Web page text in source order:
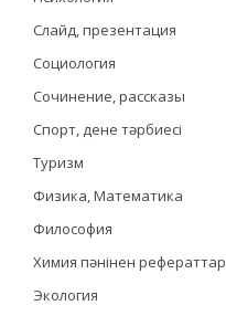
Слайд, презентация
Социология
Сочинение, рассказы
Спорт, дене тәрбиесі
Туризм
Физика, Математика
Философия
Химия пәнінен рефераттар
Экология